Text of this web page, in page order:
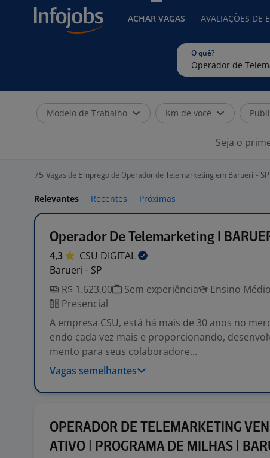
ACHAR VAGAS AVALIAÇÕES DE
O quê?
Modelo de Trabalho Km de você
Seja o
75 Vagas de Emprego de Operador de Telemarketing em Barueri - SP
Relevantes Recentes Próximas
Operador De Telemarketing I
4,3 CSU DIGITAL
Barueri - SP
R$ 1.623,00
Sem experiência
Ensino
Presencial
A empresa CSU, está há mais de 30 anos no
endo cada vez mais e proporcionando,
mento para seus colaboradore...
Vagas semelhantes
OPERADOR DE TELEMARKETING
ATIVO | PROGRAMA DE MILHAS |